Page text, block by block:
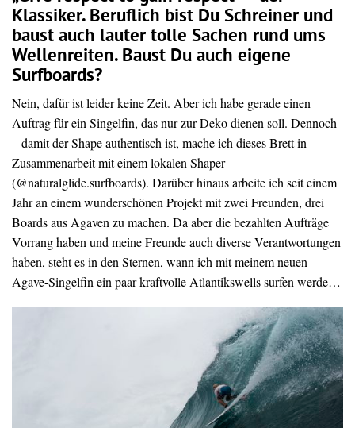
Klassiker. Beruflich bist Du Schreiner und
baust auch lauter tolle Sachen rund ums
Wellenreiten. Baust Du auch eigene
Surfboards?
Nein, dafür ist leider keine Zeit. Aber ich habe gerade einen
Auftrag für ein Singelfin, das nur zur Deko dienen soll. Dennoch
– damit der Shape authentisch ist, mache ich dieses Brett in
Zusammenarbeit mit einem lokalen Shaper
(@naturalglide.surfboards). Darüber hinaus arbeite ich seit einem
Jahr an einem wunderschönen Projekt mit zwei Freunden, drei
Boards aus Agaven zu machen. Da aber die bezahlten Aufträge
Vorrang haben und meine Freunde auch diverse Verantwortungen
haben, steht es in den Sternen, wann ich mit meinem neuen
Agave-Singelfin ein paar kraftvolle Atlantikswells surfen werde…